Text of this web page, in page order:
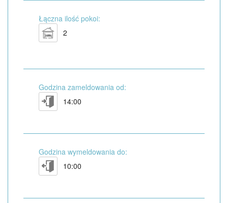
Łączna ilość pokoi:
2
Godzina zameldowania od:
14:00
Godzina wymeldowania do:
10:00